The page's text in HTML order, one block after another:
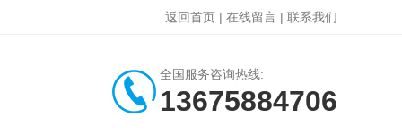
返回首页 | 在线留言 | 联系我们
全国服务咨询热线:
13675884706